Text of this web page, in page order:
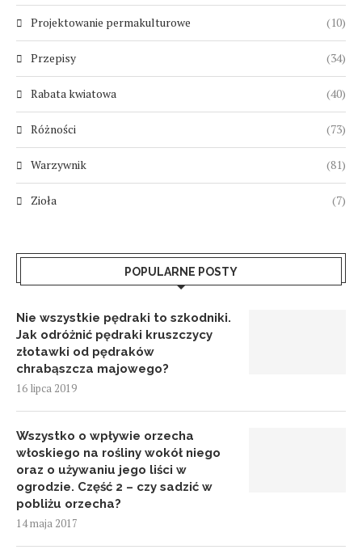
Projektowanie permakulturowe (10)
Przepisy (34)
Rabata kwiatowa (40)
Różności (73)
Warzywnik (81)
Zioła (7)
POPULARNE POSTY
Nie wszystkie pędraki to szkodniki.
Jak odróżnić pędraki kruszczycy
złotawki od pędraków
chrabąszcza majowego?
16 lipca 2019
Wszystko o wpływie orzecha
włoskiego na rośliny wokół niego
oraz o używaniu jego liści w
ogrodzie. Część 2 – czy sadzić w
pobliżu orzecha?
14 maja 2017